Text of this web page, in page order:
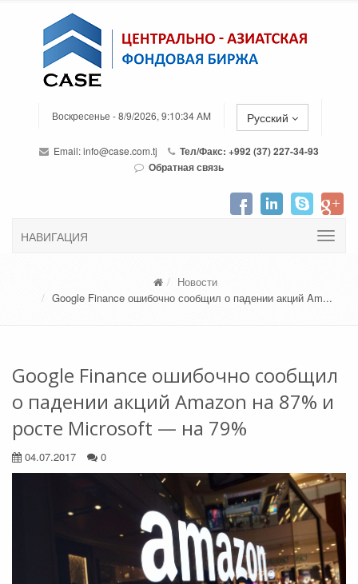
Воскресенье - 8/9/2026, 9:10:34 AM Русский
Email:info@case.com.tj
Тел/Факс: +992 (37) 227-34-93
Обратная связь
НАВИГАЦИЯ
Новости
Google Finance ошибочно сообщил о падении акций Am...
Google Finance ошибочно сообщил
о падении акций Amazon на 87% и
росте Microsoft — на 79%
04.07.2017 0